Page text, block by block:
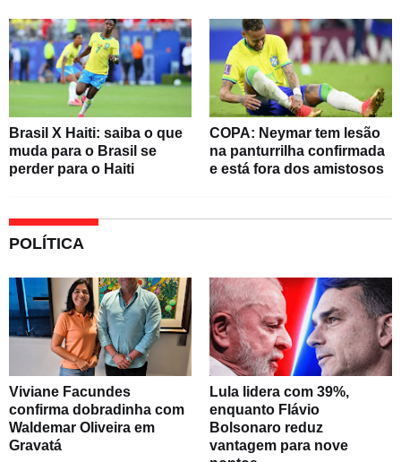
Brasil X Haiti: saiba o que
muda para o Brasil se
perder para o Haiti
COPA: Neymar tem lesão
na panturrilha confirmada
e está fora dos amistosos
POLÍTICA
Viviane Facundes
confirma dobradinha com
Waldemar Oliveira em
Gravatá
Lula lidera com 39%,
enquanto Flávio
Bolsonaro reduz
vantagem para nove